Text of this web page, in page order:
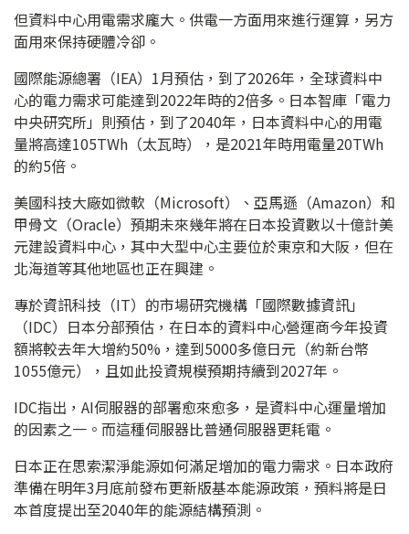
但資料中心用電需求龐大。供電一方面用來進行運算，另方
面用來保持硬體冷卻。
國際能源總署（IEA）1月預估，到了2026年，全球資料中
心的電力需求可能達到2022年時的2倍多。日本智庫「電力
中央研究所」則預估，到了2040年，日本資料中心的用電
量將高達105TWh（太瓦時），是2021年時用電量20TWh
的約5倍。
美國科技大廠如微軟（Microsoft）、亞馬遜（Amazon）和
甲骨文（Oracle）預期未來幾年將在日本投資數以十億計美
元建設資料中心，其中大型中心主要位於東京和大阪，但在
北海道等其他地區也正在興建。
專於資訊科技（IT）的市場研究機構「國際數據資訊」
（IDC）日本分部預估，在日本的資料中心營運商今年投資
額將較去年大增約50%，達到5000多億日元（約新台幣
1055億元），且如此投資規模預期持續到2027年。
IDC指出，AI伺服器的部署愈來愈多，是資料中心運量增加
的因素之一。而這種伺服器比普通伺服器更耗電。
日本正在思索潔淨能源如何滿足增加的電力需求。日本政府
準備在明年3月底前發布更新版基本能源政策，預料將是日
本首度提出至2040年的能源結構預測。